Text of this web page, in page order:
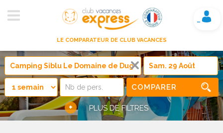
LE COMPARATEUR DE CLUB VACANCES
Mon compte
COMPARER
+ PLUS DE FILTRES